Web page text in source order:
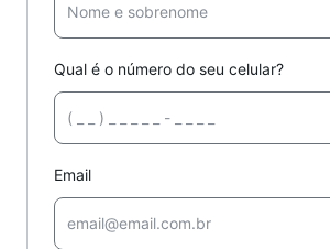
Qual é o número do seu celular?
Email